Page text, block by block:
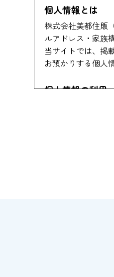
個人情報とは
株式会社美都住販
ルアドレス・家族
当サイトでは、掲
お預かりする個人
個人情報の利用
当社はお客様か
また物件情報や
このような情報
当社はセキュリ
４、当サイトに